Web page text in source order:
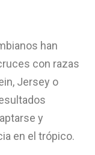
han
con razas
Jersey o
y
en el trópico.